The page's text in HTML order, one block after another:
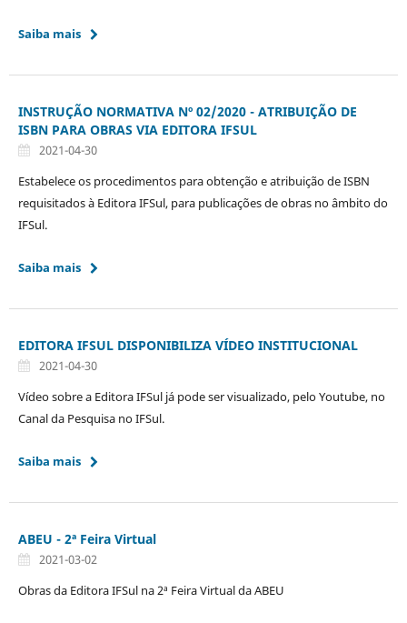
Saiba mais
INSTRUÇÃO NORMATIVA Nº 02/2020 - ATRIBUIÇÃO DE
ISBN PARA OBRAS VIA EDITORA IFSUL
2021-04-30
Estabelece os procedimentos para obtenção e atribuição de ISBN
requisitados à Editora IFSul, para publicações de obras no âmbito do
IFSul.
Saiba mais
EDITORA IFSUL DISPONIBILIZA VÍDEO INSTITUCIONAL
2021-04-30
Vídeo sobre a Editora IFSul já pode ser visualizado, pelo Youtube, no
Canal da Pesquisa no IFSul.
Saiba mais
ABEU - 2ª Feira Virtual
2021-03-02
Obras da Editora IFSul na 2ª Feira Virtual da ABEU